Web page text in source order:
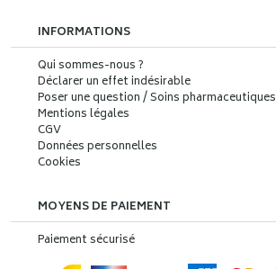
INFORMATIONS
Qui sommes-nous ?
Déclarer un effet indésirable
Poser une question / Soins pharmaceutiques
Mentions légales
CGV
Données personnelles
Cookies
MOYENS DE PAIEMENT
Paiement sécurisé